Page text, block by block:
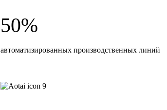
50%
автоматизированных производственных линий